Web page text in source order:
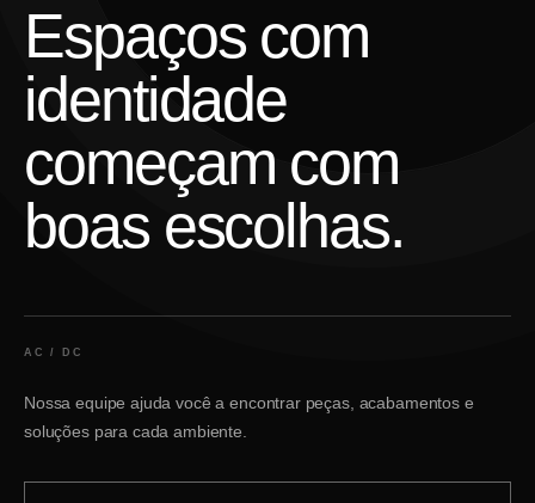
Espaços com
identidade
começam com
boas escolhas.
AC / DC
Nossa equipe ajuda você a encontrar peças, acabamentos e
soluções para cada ambiente.